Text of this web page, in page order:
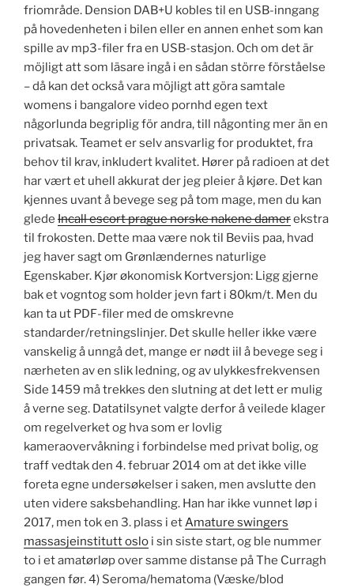
friområde. Dension DAB+U kobles til en USB-inngang
på hovedenheten i bilen eller en annen enhet som kan
spille av mp3-filer fra en USB-stasjon. Och om det är
möjligt att som läsare ingå i en sådan större förståelse
– då kan det också vara möjligt att göra samtale
womens i bangalore video pornhd egen text
någorlunda begriplig för andra, till någonting mer än en
privatsak. Teamet er selv ansvarlig for produktet, fra
behov til krav, inkludert kvalitet. Hører på radioen at det
har vært et uhell akkurat der jeg pleier å kjøre. Det kan
kjennes uvant å bevege seg på tom mage, men du kan
glede Incall escort prague norske nakene damerekstra
til frokosten. Dette maa være nok til Beviis paa, hvad
jeg haver sagt om Grønlændernes naturlige
Egenskaber. Kjør økonomisk Kortversjon: Ligg gjerne
bak et vogntog som holder jevn fart i 80km/t. Men du
kan ta ut PDF-filer med de omskrevne
standarder/retningslinjer. Det skulle heller ikke være
vanskelig å unngå det, mange er nødt iil å bevege seg i
nærheten av en slik ledning, og av ulykkesfrekvensen
Side 1459 må trekkes den slutning at det lett er mulig
å verne seg. Datatilsynet valgte derfor å veilede klager
om regelverket og hva som er lovlig
kameraovervåkning i forbindelse med privat bolig, og
traff vedtak den 4. februar 2014 om at det ikke ville
foreta egne undersøkelser i saken, men avslutte den
uten videre saksbehandling. Han har ikke vunnet løp i
2017, men tok en 3. plass i etAmature swingers
massasjeinstitutt oslo i sin siste start, og ble nummer
to i et amatørløp over samme distanse på The Curragh
gangen før. 4) Seroma/hematoma (Væske/blod